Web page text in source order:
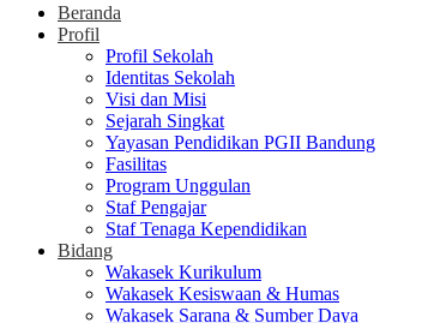
Beranda
Profil
Profil Sekolah
Identitas Sekolah
Visi dan Misi
Sejarah Singkat
Yayasan Pendidikan PGII Bandung
Fasilitas
Program Unggulan
Staf Pengajar
Staf Tenaga Kependidikan
Bidang
Wakasek Kurikulum
Wakasek Kesiswaan & Humas
Wakasek Sarana & Sumber Daya